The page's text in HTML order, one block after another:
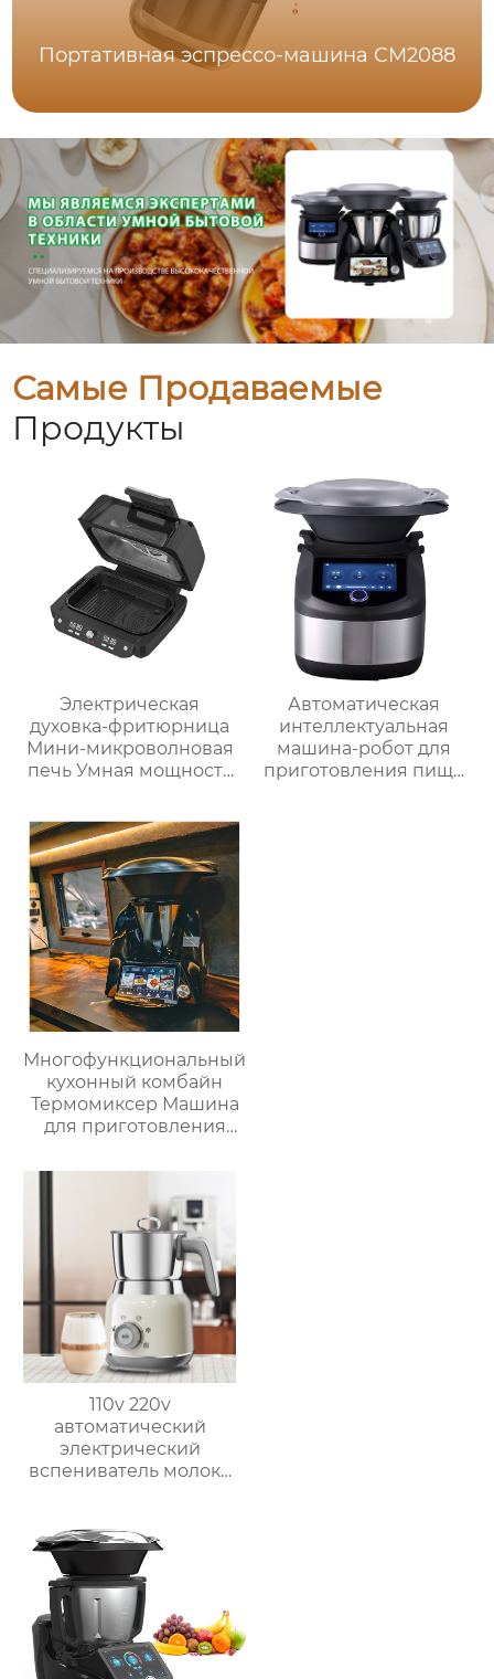
Портативная эспрессо-машина CM2088
Самые Продаваемые
Продукты
Электрическая
духовка-фритюрница
Мини-микроволновая
печь Умная мощность
серебристого цвета с
цифровым ЖК-
дисплеем объемом 6
литров двойной
Автоматическая
интеллектуальная
машина-робот для
приготовления пищи
Многофункциональный
кухонный комбайн
Термомиксер Машина
для приготовления
приготовление
110v 220v
автоматический
электрический
вспениватель молока
приготовления
горячего шоколада